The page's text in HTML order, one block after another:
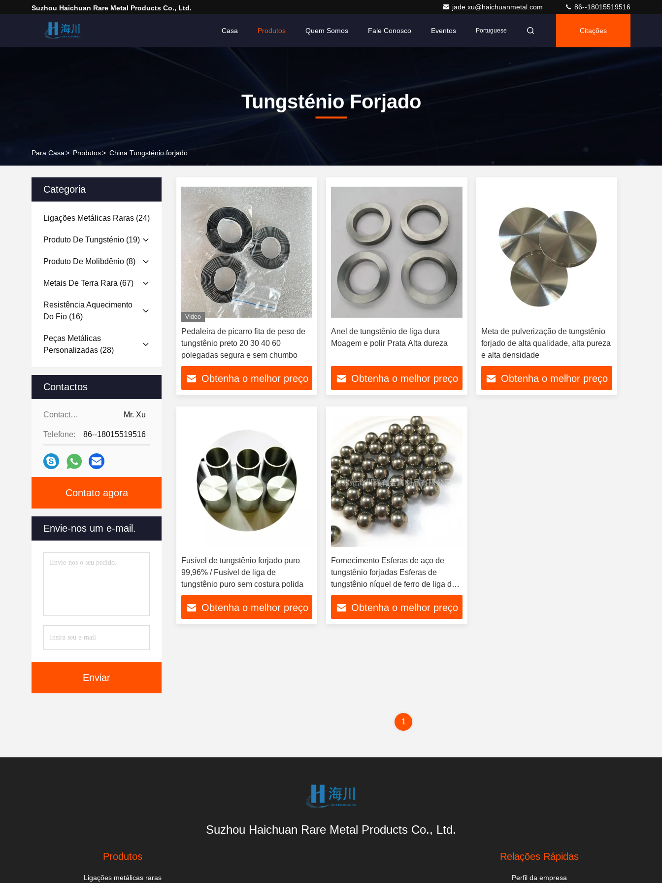
Suzhou Haichuan Rare Metal Products Co., Ltd. jade.xu@haichuanmetal.com 86--18015519516
Casa Produtos Quem Somos Fale Conosco Eventos Portuguese Citações
Tungsténio Forjado
Para Casa> Produtos> China Tungsténio forjado
Categoria
Ligações Metálicas Raras (24)
Produto De Tungsténio (19)
Produto De Molibdênio (8)
Metais De Terra Rara (67)
Resistência Aquecimento
Do Fio (16)
Peças Metálicas
Personalizadas (28)
Contactos
Contactos: Mr. Xu
Telefone: 86--18015519516
Contato agora
Envie-nos um e-mail.
Enviar
Vídeo
Pedaleira de picarro fita de peso de
tungstênio preto 20 30 40 60
polegadas segura e sem chumbo
Obtenha o melhor preço
Anel de tungstênio de liga dura
Moagem e polir Prata Alta dureza
Obtenha o melhor preço
Meta de pulverização de tungstênio
forjado de alta qualidade, alta pureza
e alta densidade
Obtenha o melhor preço
Fusível de tungstênio forjado puro
99,96% / Fusível de liga de
tungstênio puro sem costura polida
Obtenha o melhor preço
Fornecimento Esferas de aço de
tungstênio forjadas Esferas de
tungstênio níquel de ferro de liga de
ferro Esferas de tungstênio puro
Obtenha o melhor preço
1
Suzhou Haichuan Rare Metal Products Co., Ltd.
Produtos
Ligações metálicas raras
Relações Rápidas
Perfil da empresa